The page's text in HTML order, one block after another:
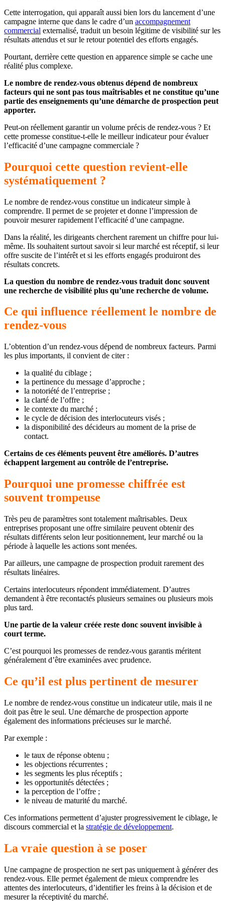
Cette interrogation, qui apparaît aussi bien lors du lancement d’une
campagne interne que dans le cadre d’un accompagnement
commercial externalisé, traduit un besoin légitime de visibilité sur les
résultats attendus et sur le retour potentiel des efforts engagés.
Pourtant, derrière cette question en apparence simple se cache une
réalité plus complexe.
Le nombre de rendez-vous obtenus dépend de nombreux
facteurs qui ne sont pas tous maîtrisables et ne constitue qu’une
partie des enseignements qu’une démarche de prospection peut
apporter.
Peut-on réellement garantir un volume précis de rendez-vous ? Et
cette promesse constitue-t-elle le meilleur indicateur pour évaluer
l’efficacité d’une campagne commerciale ?
Pourquoi cette question revient-elle
systématiquement ?
Le nombre de rendez-vous constitue un indicateur simple à
comprendre. Il permet de se projeter et donne l’impression de
pouvoir mesurer rapidement l’efficacité d’une campagne.
Dans la réalité, les dirigeants cherchent rarement un chiffre pour lui-
même. Ils souhaitent surtout savoir si leur marché est réceptif, si leur
offre suscite de l’intérêt et si les efforts engagés produiront des
résultats concrets.
La question du nombre de rendez-vous traduit donc souvent
une recherche de visibilité plus qu’une recherche de volume.
Ce qui influence réellement le nombre de
rendez-vous
L’obtention d’un rendez-vous dépend de nombreux facteurs. Parmi
les plus importants, il convient de citer :
la qualité du ciblage ;
la pertinence du message d’approche ;
la notoriété de l’entreprise ;
la clarté de l’offre ;
le contexte du marché ;
le cycle de décision des interlocuteurs visés ;
la disponibilité des décideurs au moment de la prise de
contact.
Certains de ces éléments peuvent être améliorés. D’autres
échappent largement au contrôle de l’entreprise.
Pourquoi une promesse chiffrée est
souvent trompeuse
Très peu de paramètres sont totalement maîtrisables. Deux
entreprises proposant une offre similaire peuvent obtenir des
résultats différents selon leur positionnement, leur marché ou la
période à laquelle les actions sont menées.
Par ailleurs, une campagne de prospection produit rarement des
résultats linéaires.
Certains interlocuteurs répondent immédiatement. D’autres
demandent à être recontactés plusieurs semaines ou plusieurs mois
plus tard.
Une partie de la valeur créée reste donc souvent invisible à
court terme.
C’est pourquoi les promesses de rendez-vous garantis méritent
généralement d’être examinées avec prudence.
Ce qu’il est plus pertinent de mesurer
Le nombre de rendez-vous constitue un indicateur utile, mais il ne
doit pas être le seul. Une démarche de prospection apporte
également des informations précieuses sur le marché.
Par exemple :
le taux de réponse obtenu ;
les objections récurrentes ;
les segments les plus réceptifs ;
les opportunités détectées ;
la perception de l’offre ;
le niveau de maturité du marché.
Ces informations permettent d’ajuster progressivement le ciblage, le
discours commercial et la stratégie de développement.
La vraie question à se poser
Une campagne de prospection ne sert pas uniquement à générer des
rendez-vous. Elle permet également de mieux comprendre les
attentes des interlocuteurs, d’identifier les freins à la décision et de
mesurer la réceptivité du marché.